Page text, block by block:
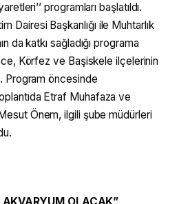
programları başlatıldı.
Dairesi Başkanlığı ile Muhtarlık
da katkı sağladığı programa
Körfez ve Başiskele ilçelerinin
Program öncesinde
Etraf Muhafaza ve
Önem, ilgili şube müdürleri
AKVARYUM OLACAK”